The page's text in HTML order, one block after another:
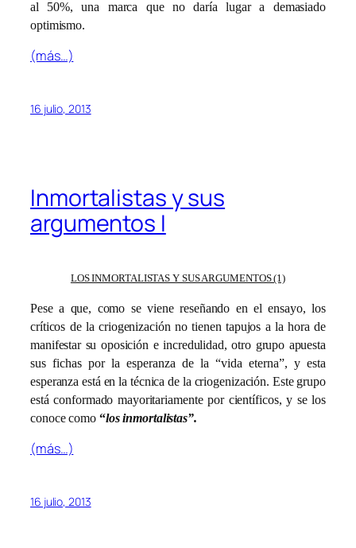
al 50%, una marca que no daría lugar a demasiado
optimismo.
(más…)
16 julio, 2013
Inmortalistas y sus
argumentos I
LOS INMORTALISTAS Y SUS ARGUMENTOS (1)
Pese a que, como se viene reseñando en el ensayo, los
críticos de la criogenización no tienen tapujos a la hora de
manifestar su oposición e incredulidad, otro grupo apuesta
sus fichas por la esperanza de la “vida eterna”, y esta
esperanza está en la técnica de la criogenización. Este grupo
está conformado mayoritariamente por científicos, y se los
conoce como “los inmortalistas”.
(más…)
16 julio, 2013